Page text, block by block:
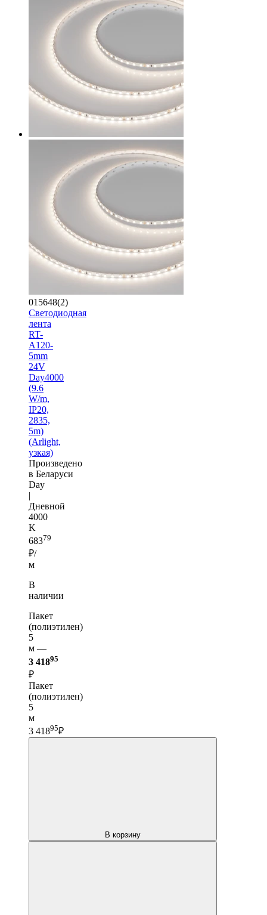
015648(2)
Светодиодная
лента
RT-
A120-
5mm
24V
Day4000
(9.6
W/m,
IP20,
2835,
5m)
(Arlight,
узкая)
Произведено
в Беларуси
Day
|
Дневной
4000
K
68379
₽/
м
В
наличии
Пакет
(полиэтилен)
5
м —
3 41895
₽
Пакет
(полиэтилен)
5
м
3 41895₽
В корзину